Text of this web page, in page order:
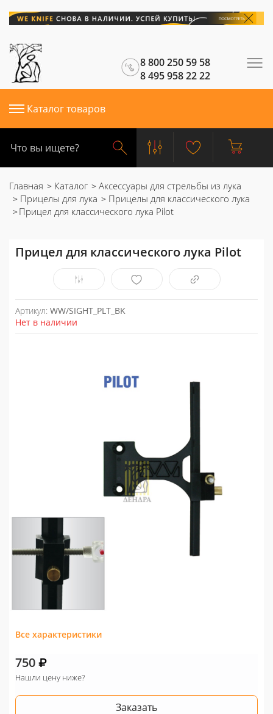
8 800 250 59 58
8 495 958 22 22
Каталог товаров
Главная Каталог
Аксессуары для стрельбы из лука
Прицелы для лука
Прицелы для классического лука
Прицел для классического лука Pilot
Прицел для классического лука Pilot
Артикул: WW/SIGHT_PLT_BK
Нет в наличии
Все характеристики
750
Нашли цену ниже?
Заказать